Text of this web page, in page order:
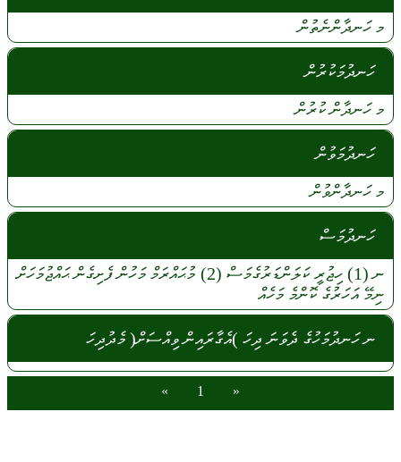
މހަނދާންނެތުން
ހަނދުމަކުރުން
މހަނދާންކުރުން
ހަނދުމަވުން
މހަނދާންވުން
ހަނދުމަސް
ނ(1) ހިޖުރީކަލަންޑަރުގެމަސް (2) މުޙައްރަމްމަހުންފެށިގެންޙައްޖުމަހަށް
ނިމޭއަހަރުގެކޮންމެމަހެއް
ނ ހަނދުމަހުގެ ދެވަނަ ދިހަ )އެގާރައިން ވިއްސަށް( މެދުދިހަ
«
1
»